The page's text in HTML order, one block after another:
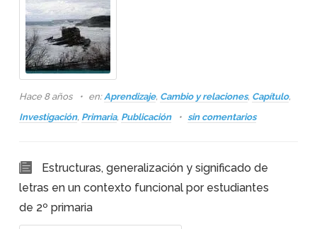
Hace 8 años en:Aprendizaje, Cambio y relaciones, Capítulo,
Investigación, Primaria, Publicación sin comentarios
Estructuras, generalización y significado de
letras en un contexto funcional por estudiantes
de 2º primaria